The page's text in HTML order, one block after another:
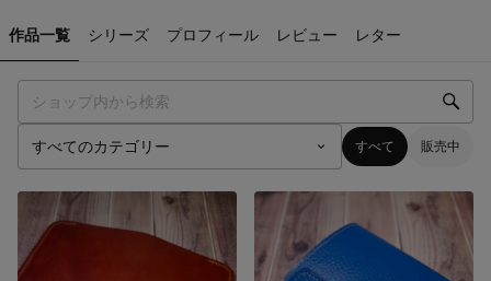
作品一覧 シリーズ プロフィール レビュー レター
すべて 販売中